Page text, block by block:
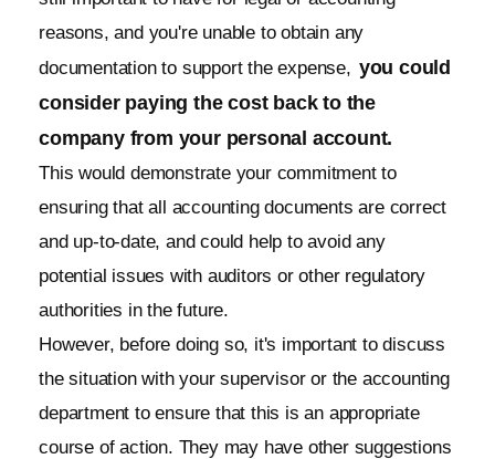
reasons, and you're unable to obtain any
documentation to support the expense, you could
consider paying the cost back to the
company from your personal account.
This would demonstrate your commitment to
ensuring that all accounting documents are correct
and up-to-date, and could help to avoid any
potential issues with auditors or other regulatory
authorities in the future.
However, before doing so, it's important to discuss
the situation with your supervisor or the accounting
department to ensure that this is an appropriate
course of action. They may have other suggestions